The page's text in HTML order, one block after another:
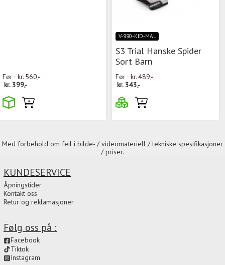
Før kr.560,-
kr. 399,-
V-990-KID-MAL
S3 Trial Hanske Spider
Sort Barn
Før kr.489,-
kr. 343,-
Med forbehold om feil i bilde- / videomateriell / tekniske spesifikasjoner
/ priser.
Følg oss på :
Facebook
Tiktok
Instagram
KUNDESERVICE
Åpningstider
Kontakt oss
Retur og reklamasjoner